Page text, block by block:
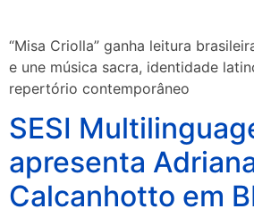
“Misa Criolla” ganha leitura
e une música sacra, identidade
repertório contemporâneo
SESI
apresenta
Calcanhotto em